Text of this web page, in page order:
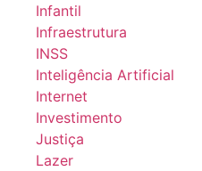
Infantil
Infraestrutura
INSS
Inteligência Artificial
Internet
Investimento
Justiça
Lazer